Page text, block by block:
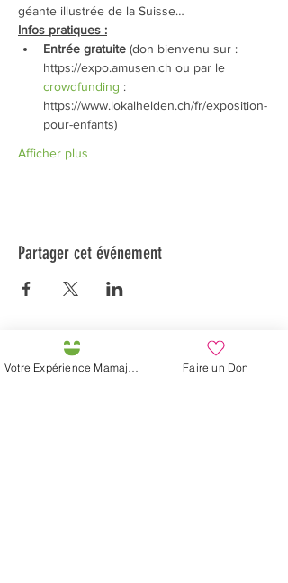
géante illustrée de la Suisse…
Infos pratiques :
Entrée gratuite (don bienvenu sur :
https://expo.amusen.ch ou par le
crowdfunding :
https://www.lokalhelden.ch/fr/exposition-
pour-enfants)
Afficher plus
Partager cet événement
Préservons la Nature de la Presqu'île de Loëx |
Privilégiez la mobilité douce 🌸🌿🐢
Faire un Don